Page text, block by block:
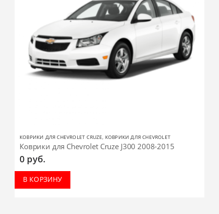
КОВРИКИ ДЛЯ CHEVROLET CRUZE КОВРИКИ ДЛЯ CHEVROLET
Коврики для Chevrolet Cruze J300 2008-2015
0 руб.
В КОРЗИНУ